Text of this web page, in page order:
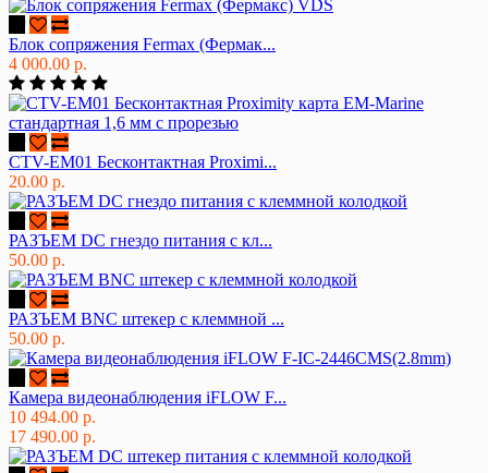
Блок сопряжения Fermax (Фермак...
4 000.00 р.
CTV-EM01 Бесконтактная Proximi...
20.00 р.
РАЗЪЕМ DC гнездо питания с кл...
50.00 р.
РАЗЪЕМ BNC штекер с клеммной ...
50.00 р.
Камера видеонаблюдения iFLOW F...
10 494.00 р.
17 490.00 р.